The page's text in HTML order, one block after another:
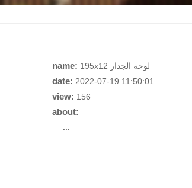
name: 195x12 لوحة الجدار
date: 2022-07-19 11:50:01
view: 156
about:
...